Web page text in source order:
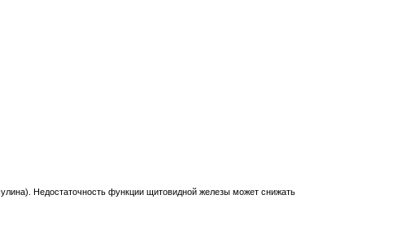
Недостаточность функции щитовидной железы может снижать